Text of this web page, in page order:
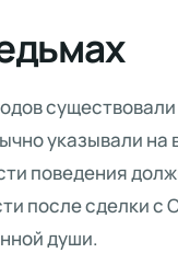
указывали
поведения
после сделки с
души.